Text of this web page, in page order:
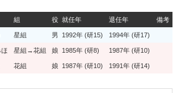
組 役 就任年 退任年 備考
星組 男 1992年 (研15) 1994年 (研17)
星組→花組 娘 1985年 (研8) 1987年 (研10)
花組 娘 1987年 (研10) 1991年 (研14)